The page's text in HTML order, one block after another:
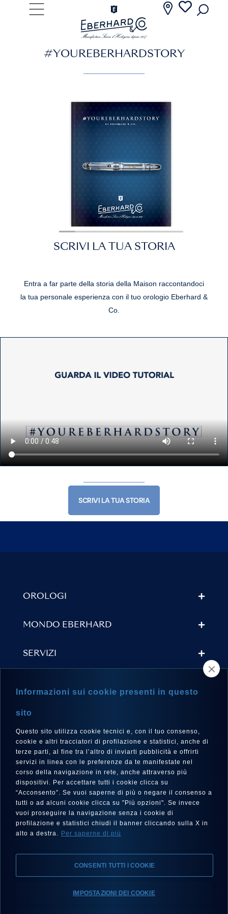
#YOUREBERHARDSTORY
SCRIVI LA TUA STORIA
Entra a far parte della storia della Maison raccontandoci
la tua personale esperienza con il tuo orologio Eberhard &
Co.
SCRIVI LA TUA STORIA
OROLOGI
MONDO EBERHARD
SERVIZI
LINGUA
Italiano
SEGUICI SU
Informazioni sui cookie presenti in questo
sito
Questo sito utilizza cookie tecnici e, con il tuo consenso,
cookie e altri tracciatori di profilazione e statistici, anche di
terze parti, al fine tra l’altro di inviarti pubblicità e offrirti
servizi in linea con le preferenze da te manifestate nel
corso della navigazione in rete, anche attraverso più
dispositivi. Per accettare tutti i cookie clicca su
“Acconsento”. Se vuoi saperne di più o negare il consenso a
tutti o ad alcuni cookie clicca su "Più opzioni". Se invece
vuoi proseguire la navigazione senza i cookie di
profilazione e statistici chiudi il banner cliccando sulla X in
alto a destra. Per saperne di più
CONSENTI TUTTI I COOKIE
IMPOSTAZIONI DEI COOKIE